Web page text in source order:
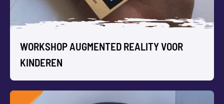
WORKSHOP AUGMENTED REALITY VOOR
KINDEREN